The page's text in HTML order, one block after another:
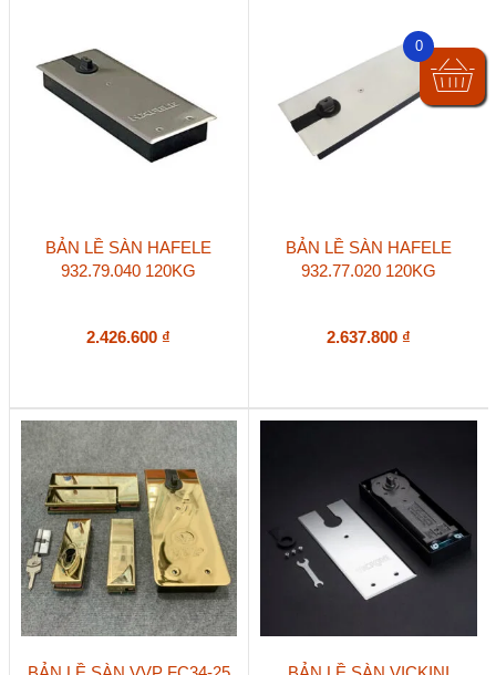
BẢN LỀ SÀN HAFELE
932.79.040 120KG
2.426.600 ₫
BẢN LỀ SÀN HAFELE
932.77.020 120KG
2.637.800 ₫
0